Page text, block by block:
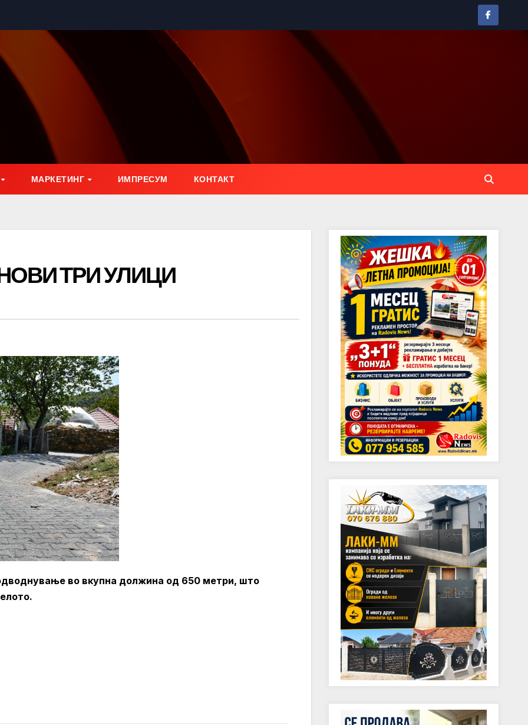
МАРКЕТИНГ ИМПРЕСУМ КОНТАКТ
ТРИ УЛИЦИ
во вкупна должина од 650 метри, што